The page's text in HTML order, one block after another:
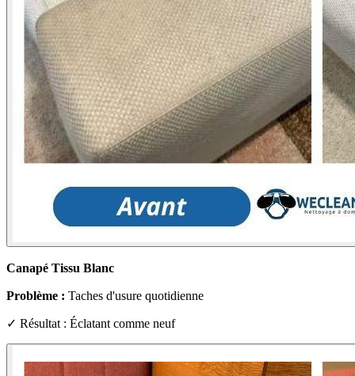
Canapé Tissu Blanc
Problème : Taches d'usure quotidienne
✓ Résultat : Éclatant comme neuf